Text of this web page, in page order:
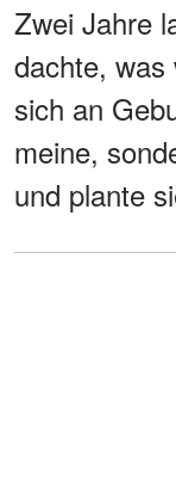
Zwei Jahre
dachte,
sich an
meine,
und plante